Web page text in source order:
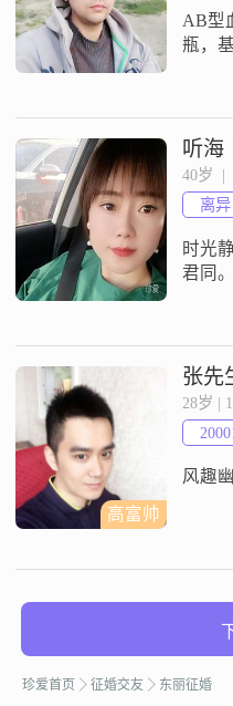
活，
AB型
瓶，
投资
部分
听海
40岁  |
离异
时光
君同
人心
高富帅
张先
28岁 |
风趣
珍爱首页 征婚交友 东丽征婚